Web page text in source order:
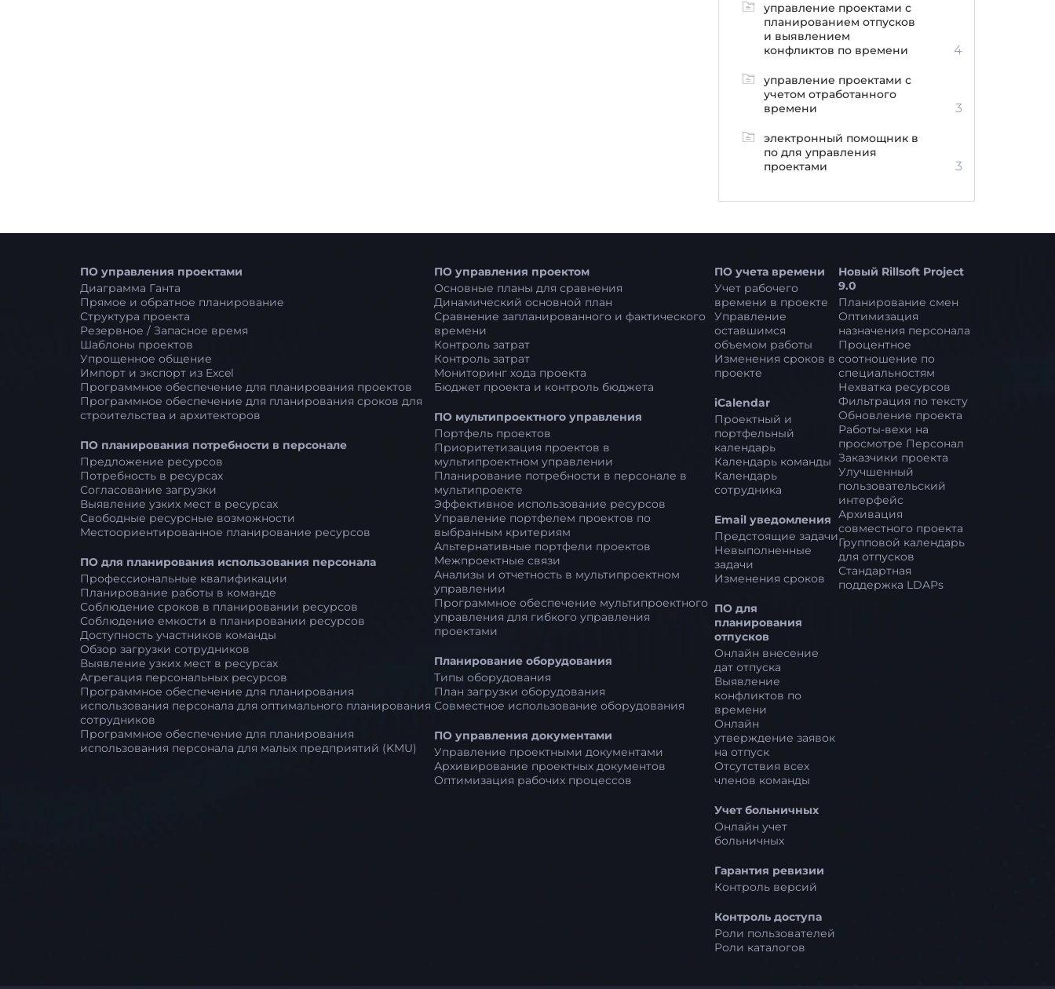
управление проектами с
планированием отпусков
и выявлением
конфликтов по времени
4
управление проектами с
учетом отработанного
времени
3
электронный помощник в
по для управления
проектами
3
ПО управления проектами
Диаграмма Ганта
Прямое и обратное планирование
Структура проекта
Резервное / Запасное время
Шаблоны проектов
Упрощенное общение
Импорт и экспорт из Excel
Программное обеспечение для планирования проектов
Программное обеспечение для планирования сроков для
строительства и архитекторов
ПО планирования потребности в персонале
Предложение ресурсов
Потребность в ресурсах
Согласование загрузки
Выявление узких мест в ресурсах
Свободные ресурсные возможности
Местоориентированное планирование ресурсов
ПО для планирования использования персонала
Профессиональные квалификации
Планирование работы в команде
Соблюдение сроков в планировании ресурсов
Соблюдение емкости в планировании ресурсов
Доступность участников команды
Обзор загрузки сотрудников
Выявление узких мест в ресурсах
Агрегация персональных ресурсов
Программное обеспечение для планирования
использования персонала для оптимального планирования
сотрудников
Программное обеспечение для планирования
использования персонала для малых предприятий (KMU)
ПО управления проектом
Основные планы для сравнения
Динамический основной план
Сравнение запланированного и фактического
времени
Контроль затрат
Контроль затрат
Мониторинг хода проекта
Бюджет проекта и контроль бюджета
ПО мультипроектного управления
Портфель проектов
Приоритетизация проектов в
мультипроектном управлении
Планирование потребности в персонале в
мультипроекте
Эффективное использование ресурсов
Управление портфелем проектов по
выбранным критериям
Альтернативные портфели проектов
Межпроектные связи
Анализы и отчетность в мультипроектном
управлении
Программное обеспечение мультипроектного
управления для гибкого управления
проектами
Планирование оборудования
Типы оборудования
План загрузки оборудования
Совместное использование оборудования
ПО управления документами
Управление проектными документами
Архивирование проектных документов
Оптимизация рабочих процессов
ПО учета времени
Учет рабочего
времени в проекте
Управление
оставшимся
объемом работы
Изменения сроков в
проекте
iCalendar
Проектный и
портфельный
календарь
Календарь команды
Календарь
сотрудника
Email уведомления
Предстоящие задачи
Невыполненные
задачи
Изменения сроков
ПО для
планирования
отпусков
Онлайн внесение
дат отпуска
Выявление
конфликтов по
времени
Онлайн
утверждение заявок
на отпуск
Отсутствия всех
членов команды
Учет больничных
Онлайн учет
больничных
Гарантия ревизии
Контроль версий
Контроль доступа
Роли пользователей
Роли каталогов
Новый Rillsoft Project
9.0
Планирование смен
Оптимизация
назначения персонала
Процентное
соотношение по
специальностям
Нехватка ресурсов
Фильтрация по тексту
Обновление проекта
Работы-вехи на
просмотре Персонал
Заказчики проекта
Улучшенный
пользовательский
интерфейс
Архивация
совместного проекта
Групповой календарь
для отпусков
Стандартная
поддержка LDAPs